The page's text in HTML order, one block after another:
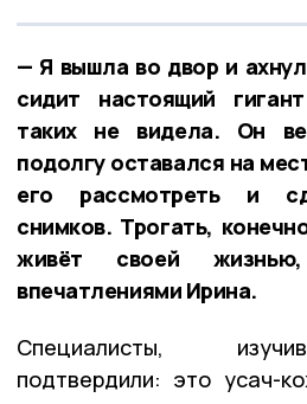
— Я вышла во двор и
сидит настоящий
таких не видела. Он
подолгу оставался на
его рассмотреть и
снимков. Трогать,
живёт своей
впечатлениями Ирина.
Специалисты,
подтвердили: это усач-